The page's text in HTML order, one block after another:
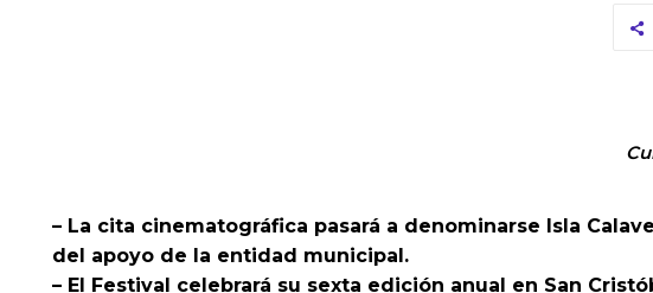
– La cita cinematográfica pasará a denominarse Isla
del apoyo de la entidad municipal.
– El Festival celebrará su sexta edición anual en San